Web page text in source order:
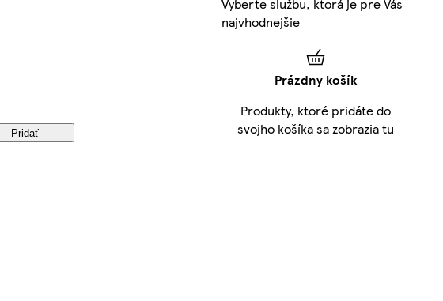
Pridať
najvhodnejšie
Prázdny košík
Produkty, ktoré pridáte do
svojho košíka sa zobrazia tu